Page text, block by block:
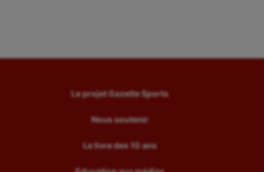
Le projet Gazette Sports
Nous soutenir
Le livre des 10 ans